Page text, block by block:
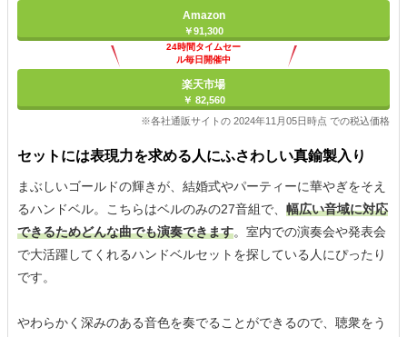
Amazon
￥91,300
24時間タイムセー
ル毎日開催中
楽天市場
￥ 82,560
※各社通販サイトの 2024年11月05日時点 での税込価格
セットには表現力を求める人にふさわしい真鍮製入り
まぶしいゴールドの輝きが、結婚式やパーティーに華やぎをそえ
るハンドベル。こちらはベルのみの27音組で、 幅広い音域に対応
できるためどんな曲でも演奏できます。室内での演奏会や発表会
で大活躍してくれるハンドベルセットを探している人にぴったり
です。
やわらかく深みのある音色を奏でることができるので、聴衆をう